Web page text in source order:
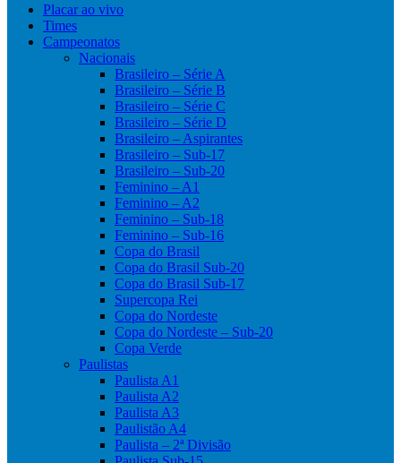
Placar ao vivo
Times
Campeonatos
Nacionais
Brasileiro – Série A
Brasileiro – Série B
Brasileiro – Série C
Brasileiro – Série D
Brasileiro – Aspirantes
Brasileiro – Sub-17
Brasileiro – Sub-20
Feminino – A1
Feminino – A2
Feminino – Sub-18
Feminino – Sub-16
Copa do Brasil
Copa do Brasil Sub-20
Copa do Brasil Sub-17
Supercopa Rei
Copa do Nordeste
Copa do Nordeste – Sub-20
Copa Verde
Paulistas
Paulista A1
Paulista A2
Paulista A3
Paulistão A4
Paulista – 2ª Divisão